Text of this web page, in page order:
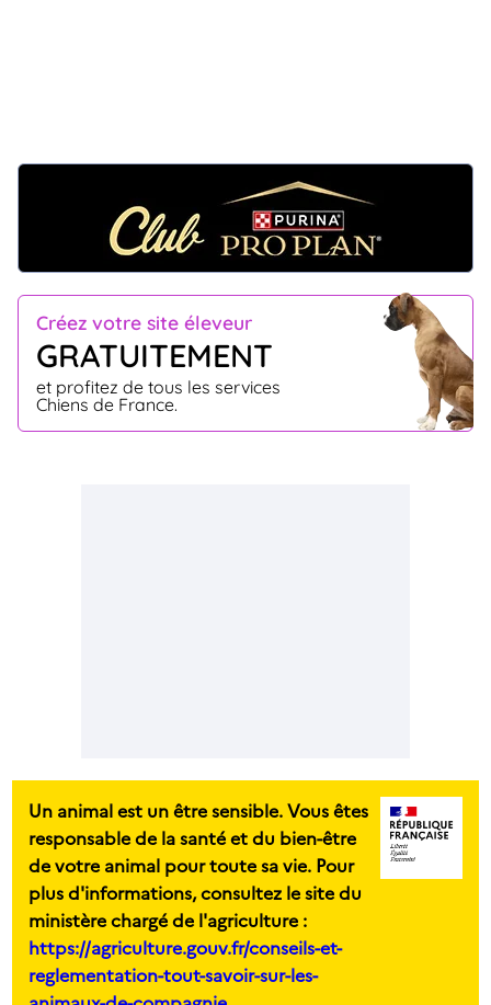
Créez votre site éleveur
GRATUITEMENT
et profitez de tous les services
Chiens de France.
Un animal est un être sensible. Vous êtes
responsable de la santé et du bien-être
de votre animal pour toute sa vie. Pour
plus d'informations, consultez le site du
ministère chargé de l'agriculture :
https://agriculture.gouv.fr/conseils-et-
reglementation-tout-savoir-sur-les-